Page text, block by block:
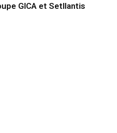
GICA et Setllantis